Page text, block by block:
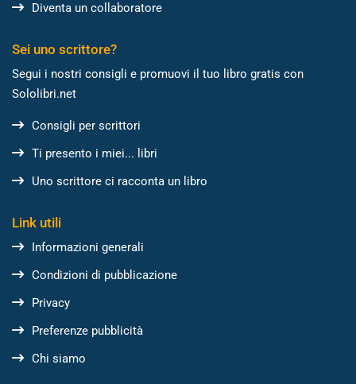
Diventa un collaboratore
Sei uno scrittore?
Segui i nostri consigli e promuovi il tuo libro gratis con
Sololibri.net
Consigli per scrittori
Ti presento i miei... libri
Uno scrittore ci racconta un libro
Link utili
Informazioni generali
Condizioni di pubblicazione
Privacy
Preferenze pubblicità
Chi siamo